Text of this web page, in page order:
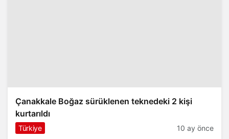
Çanakkale Boğaz sürüklenen teknedeki 2 kişi
kurtarıldı
Türkiye 10 ay önce